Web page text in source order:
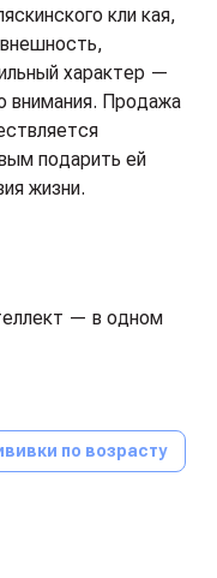
кли кая,
характер —
внимания. Продажа
подарить ей
жизни.
— в одном
по возрасту